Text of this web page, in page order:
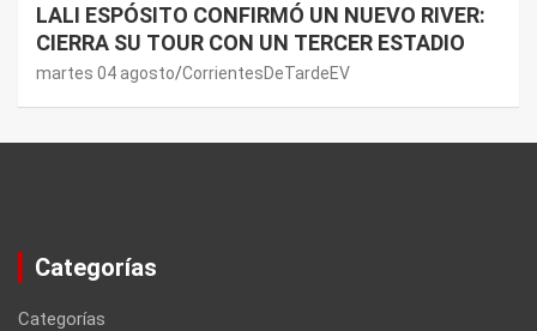
LALI ESPÓSITO CONFIRMÓ UN NUEVO RIVER:
CIERRA SU TOUR CON UN TERCER ESTADIO
martes 04 agosto CorrientesDeTardeEV
Categorías
Categorías